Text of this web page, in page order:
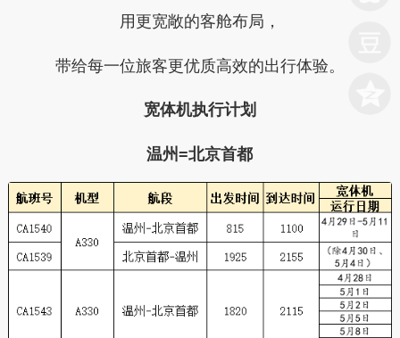
用更宽敞的客舱布局，
带给每一位旅客更优质高效的出行体验。
宽体机执行计划
温州=北京首都